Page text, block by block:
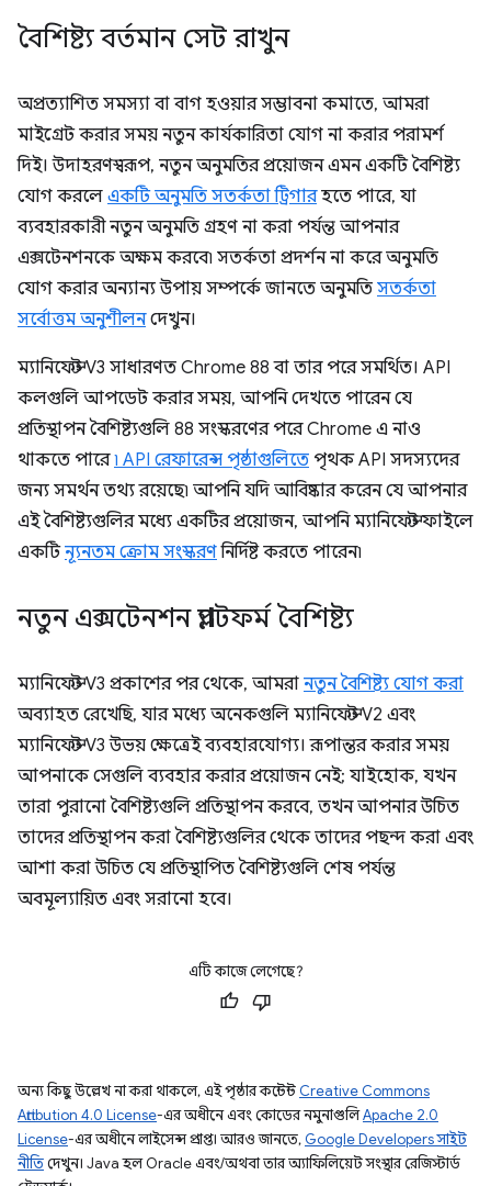
বৈশিষ্ট্য বর্তমান সেট রাখুন
অপ্রত্যাশিত সমস্যা বা বাগ হওয়ার সম্ভাবনা কমাতে, আমরা
মাইগ্রেট করার সময় নতুন কার্যকারিতা যোগ না করার পরামর্শ
দিই। উদাহরণস্বরূপ, নতুন অনুমতির প্রয়োজন এমন একটি বৈশিষ্ট্য
যোগ করলে একটি অনুমতি সতর্কতা ট্রিগারহতে পারে, যা
ব্যবহারকারী নতুন অনুমতি গ্রহণ না করা পর্যন্ত আপনার
এক্সটেনশনকে অক্ষম করবে৷ সতর্কতা প্রদর্শন না করে অনুমতি
যোগ করার অন্যান্য উপায় সম্পর্কে জানতে অনুমতি সতর্কতা
সর্বোত্তম অনুশীলনদেখুন।
ম্যানিফেস্ট V3 সাধারণত Chrome 88 বা তার পরে সমর্থিত। API
কলগুলি আপডেট করার সময়, আপনি দেখতে পারেন যে
প্রতিস্থাপন বৈশিষ্ট্যগুলি 88 সংস্করণের পরে Chrome এ নাও
থাকতে পারে৷ API রেফারেন্স পৃষ্ঠাগুলিতে পৃথক API সদস্যদের
জন্য সমর্থন তথ্য রয়েছে৷ আপনি যদি আবিষ্কার করেন যে আপনার
এই বৈশিষ্ট্যগুলির মধ্যে একটির প্রয়োজন, আপনি ম্যানিফেস্ট ফাইলে
একটিন্যূনতম ক্রোম সংস্করণনির্দিষ্ট করতে পারেন৷
নতুন এক্সটেনশন প্ল্যাটফর্ম বৈশিষ্ট্য
ম্যানিফেস্ট V3 প্রকাশের পর থেকে, আমরা নতুন বৈশিষ্ট্য যোগ করা
অব্যাহত রেখেছি, যার মধ্যে অনেকগুলি ম্যানিফেস্ট V2 এবং
ম্যানিফেস্ট V3 উভয় ক্ষেত্রেই ব্যবহারযোগ্য। রূপান্তর করার সময়
আপনাকে সেগুলি ব্যবহার করার প্রয়োজন নেই; যাইহোক, যখন
তারা পুরানো বৈশিষ্ট্যগুলি প্রতিস্থাপন করবে, তখন আপনার উচিত
তাদের প্রতিস্থাপন করা বৈশিষ্ট্যগুলির থেকে তাদের পছন্দ করা এবং
আশা করা উচিত যে প্রতিস্থাপিত বৈশিষ্ট্যগুলি শেষ পর্যন্ত
অবমূল্যায়িত এবং সরানো হবে।
এটি কাজে লেগেছে?
অন্য কিছু উল্লেখ না করা থাকলে, এই পৃষ্ঠার কন্টেন্ট Creative Commons
Attribution 4.0 License-এর অধীনে এবং কোডের নমুনাগুলিApache 2.0
License-এর অধীনে লাইসেন্স প্রাপ্ত। আরও জানতে, Google Developers সাইট
নীতিদেখুন। Java হল Oracle এবং/অথবা তার অ্যাফিলিয়েট সংস্থার রেজিস্টার্ড